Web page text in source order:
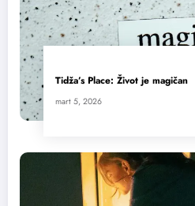
Tidža’s Place: Život je magičan
mart 5, 2026